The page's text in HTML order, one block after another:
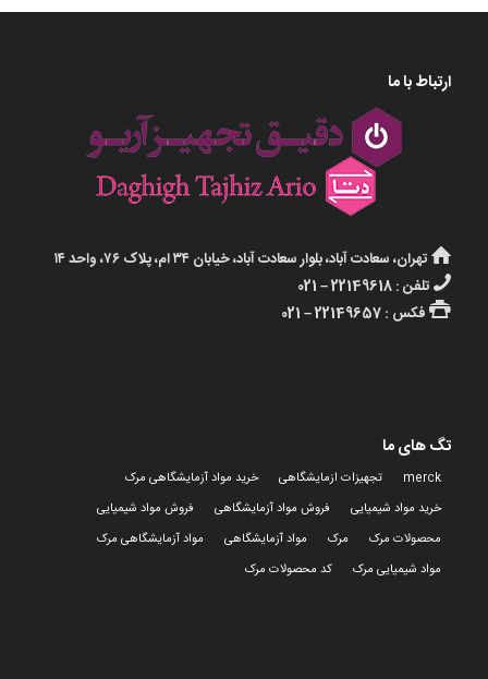
ارتباط با ما
تهران، سعادت آباد، بلوار سعادت آباد، خیابان ۳۴ ام، پلاک ۷۶، واحد ۱۴
تلفن : 22149618 – 021
فکس : 22149657 – 021
تگ های ما
merck تجهیزات ازمایشگاهی
خرید مواد آزمایشگاهی مرک
خرید مواد شیمیایی
فروش مواد آزمایشگاهی
فروش مواد شیمیایی
محصولات مرک
مرک مواد آزمایشگاهی
مواد آزمایشگاهی مرک
مواد شیمیایی مرک
کد محصولات مرک